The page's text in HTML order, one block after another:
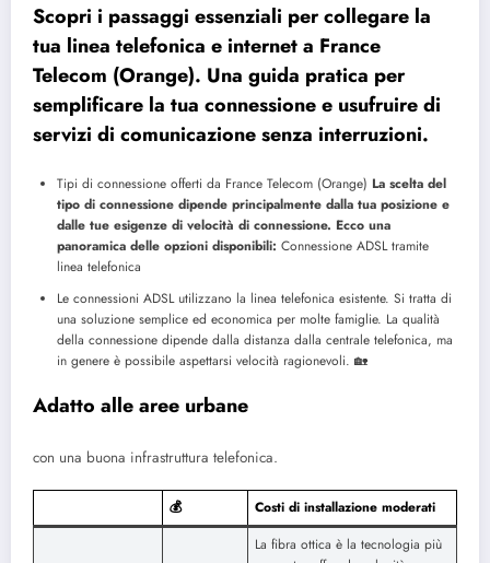
Scopri i passaggi essenziali per collegare la
tua linea telefonica e internet a France
Telecom (Orange). Una guida pratica per
semplificare la tua connessione e usufruire di
servizi di comunicazione senza interruzioni.
Tipi di connessione offerti da France Telecom (Orange) La scelta del
tipo di connessione dipende principalmente dalla tua posizione e
dalle tue esigenze di velocità di connessione. Ecco una
panoramica delle opzioni disponibili: Connessione ADSL tramite
linea telefonica
Le connessioni ADSL utilizzano la linea telefonica esistente. Si tratta di
una soluzione semplice ed economica per molte famiglie. La qualità
della connessione dipende dalla distanza dalla centrale telefonica, ma
in genere è possibile aspettarsi velocità ragionevoli. 🏡
Adatto alle aree urbane
con una buona infrastruttura telefonica.
💰
Costi di installazione moderati
La fibra ottica è la tecnologia più